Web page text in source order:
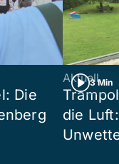
Die
3 Min
Aktuell
die